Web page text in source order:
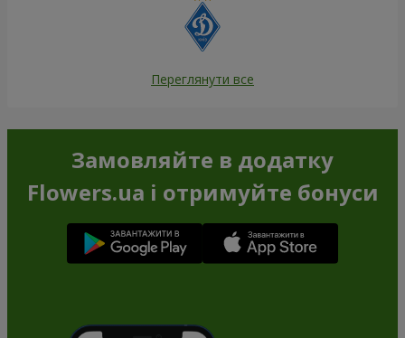
Переглянути все
Замовляйте в додатку
Flowers.ua і отримуйте бонуси